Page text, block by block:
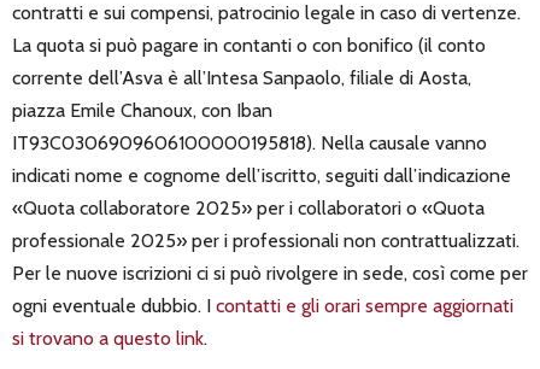
contratti e sui compensi, patrocinio legale in caso di vertenze.
La quota si può pagare in contanti o con bonifico (il conto
corrente dell’Asva è all’Intesa Sanpaolo, filiale di Aosta,
piazza Emile Chanoux, con Iban
IT93C0306909606100000195818). Nella causale vanno
indicati nome e cognome dell’iscritto, seguiti dall’indicazione
«Quota collaboratore 2025» per i collaboratori o «Quota
professionale 2025» per i professionali non contrattualizzati.
Per le nuove iscrizioni ci si può rivolgere in sede, così come per
ogni eventuale dubbio. I contatti e gli orari sempre aggiornati
si trovano a questo link.